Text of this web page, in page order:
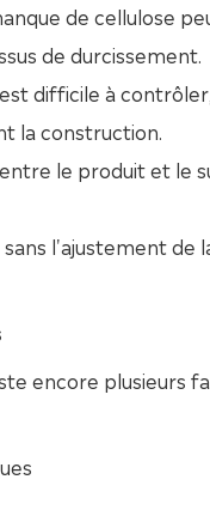
de cellulose
de durcissement.
difficile à
la construction.
le produit et le
l'ajustement
encore plusieurs